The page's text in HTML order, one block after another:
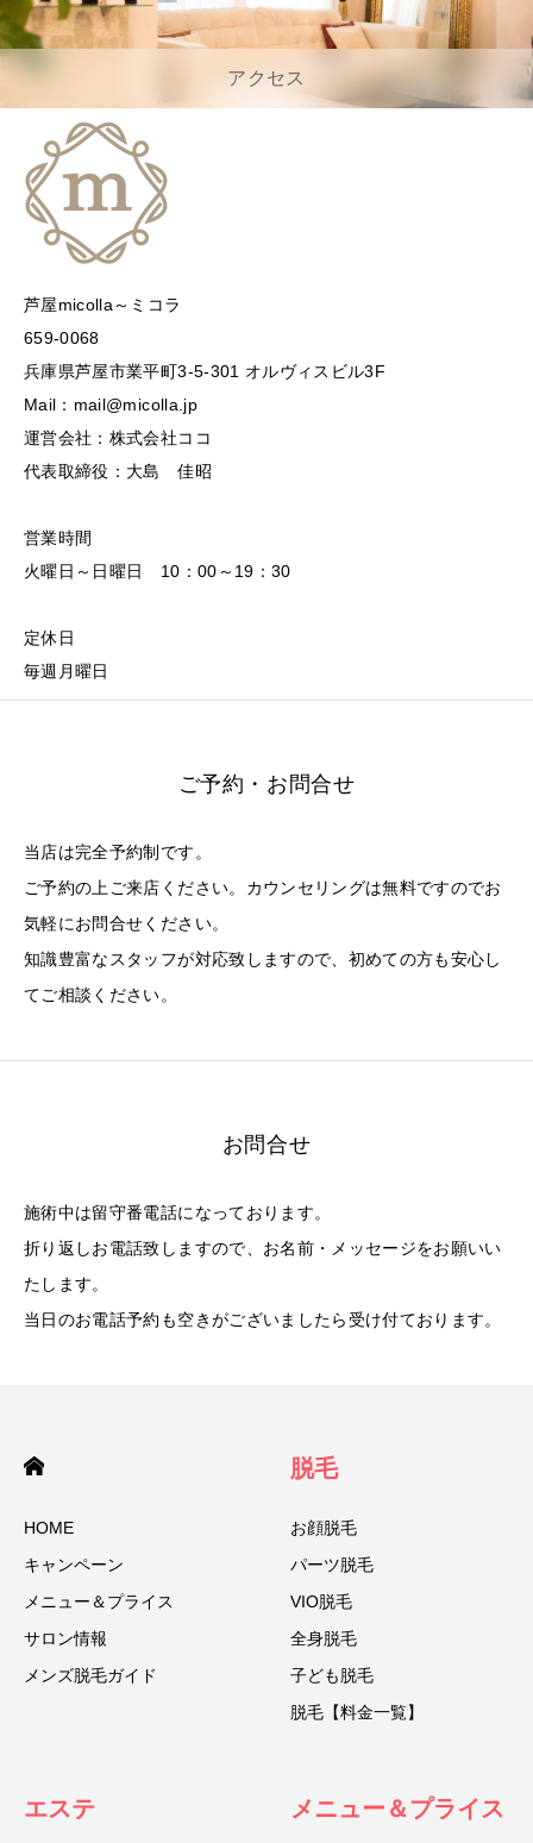
アクセス
芦屋micolla～ミコラ
659-0068
兵庫県芦屋市業平町3-5-301 オルヴィスビル3F
Mail：mail@micolla.jp
運営会社：株式会社ココ
代表取締役：大島 佳昭
営業時間
火曜日～日曜日 10：00～19：30
定休日
毎週月曜日
ご予約・お問合せ
当店は完全予約制です。
ご予約の上ご来店ください。カウンセリングは無料ですのでお
気軽にお問合せください。
知識豊富なスタッフが対応致しますので、初めての方も安心し
てご相談ください。
お問合せ
施術中は留守番電話になっております。
折り返しお電話致しますので、お名前・メッセージをお願いい
たします。
当日のお電話予約も空きがございましたら受け付ております。
HOME
キャンペーン
メニュー＆プライス
サロン情報
メンズ脱毛ガイド
脱毛
お顔脱毛
パーツ脱毛
VIO脱毛
全身脱毛
子ども脱毛
脱毛【料金一覧】
エステ メニュー＆プライス